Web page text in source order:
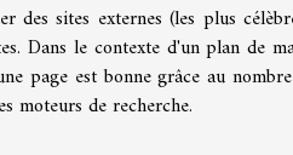
sites externes (les plus
Dans le contexte d'un plan de
page est bonne grâce au
moteurs de recherche.